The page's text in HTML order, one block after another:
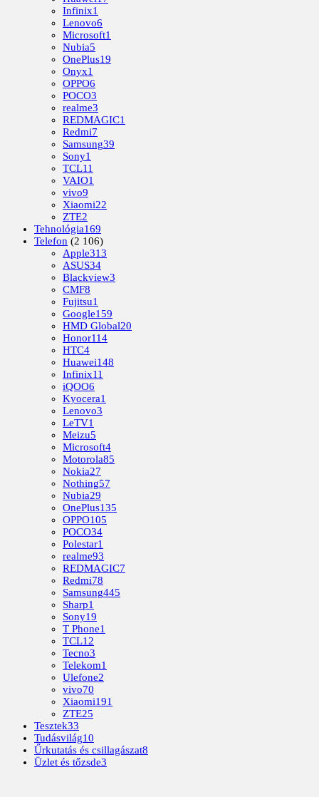
Infinix1
Lenovo6
Microsoft1
Nubia5
OnePlus19
Onyx1
OPPO6
POCO3
realme3
REDMAGIC1
Redmi7
Samsung39
Sony1
TCL11
VAIO1
vivo9
Xiaomi22
ZTE2
Tehnológia169
Telefon (2 106)
Apple313
ASUS34
Blackview3
CMF8
Fujitsu1
Google159
HMD Global20
Honor114
HTC4
Huawei148
Infinix11
iQOO6
Kyocera1
Lenovo3
LeTV1
Meizu5
Microsoft4
Motorola85
Nokia27
Nothing57
Nubia29
OnePlus135
OPPO105
POCO34
Polestar1
realme93
REDMAGIC7
Redmi78
Samsung445
Sharp1
Sony19
T Phone1
TCL12
Tecno3
Telekom1
Ulefone2
vivo70
Xiaomi191
ZTE25
Tesztek33
Tudásvilág10
Űrkutatás és csillagászat8
Üzlet és tőzsde3